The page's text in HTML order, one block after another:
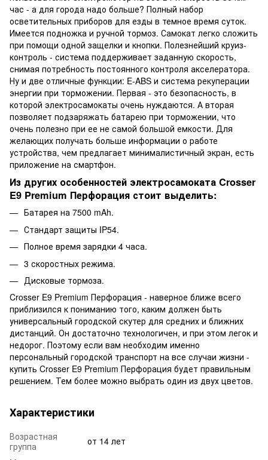
час - а для города надо больше? Полный набор
осветительных приборов для езды в темное время суток.
Имеется подножка и ручной тормоз. Самокат легко сложить
при помощи одной защелки и кнопки. Полезнейший круиз-
контроль - система поддерживает заданную скорость,
снимая потребность постоянного контроля акселератора.
Ну и две отличные функции: E-ABS и система рекуперации
энергии при торможении. Первая - это безопасность, в
которой электросамокаты очень нуждаются. А вторая
позволяет подзаряжать батарею при торможении, что
очень полезно при ее не самой большой емкости. Для
желающих получать больше информации о работе
устройства, чем предлагает минималистичный экран, есть
приложение на смартфон.
Из других особенностей электросамоката Crosser
E9 Premium Перфорация стоит выделить:
Батарея на 7500 mAh.
Стандарт защиты IP54.
Полное время зарядки 4 часа.
3 скоростных режима.
Дисковые тормоза.
Crosser E9 Premium Перфорация - наверное ближе всего
приблизился к пониманию того, каким должен быть
универсальный городской скутер для средних и ближних
дистанций. Он достаточно технологичен, и при этом легок и
недорог. Поэтому если вам необходим именно
персональный городской транспорт на все случаи жизни -
купить Crosser E9 Premium Перфорация будет правильным
решением. Тем более можно выбрать один из двух цветов.
Характеристики
Возрастная
группа
от 14 лет